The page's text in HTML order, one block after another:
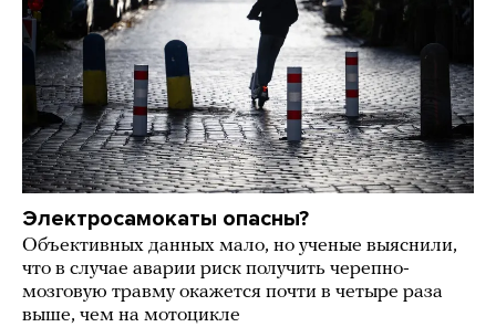
Электросамокаты опасны?
Объективных данных мало, но ученые выяснили,
что в случае аварии риск получить черепно-
мозговую травму окажется почти в четыре раза
выше, чем на мотоцикле